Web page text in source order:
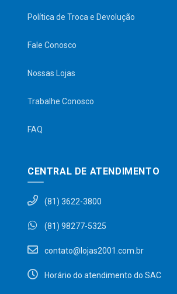
Política de Troca e Devolução
Fale Conosco
Nossas Lojas
Trabalhe Conosco
FAQ
CENTRAL DE ATENDIMENTO
(81) 3622-3800
(81) 98277-5325
contato@lojas2001.com.br
Horário do atendimento do SAC